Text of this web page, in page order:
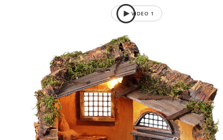
VIDEO 1